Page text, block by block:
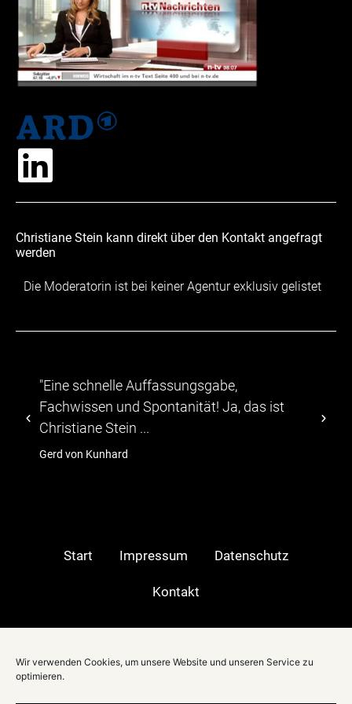
Wir verwenden Cookies, um unsere Website und unseren Service zu
optimieren.
Christiane Stein kann direkt über den Kontakt angefragt
werden
Die Moderatorin ist bei keiner Agentur exklusiv gelistet
Ja, das ist
"...Die Teilnehmer zeigten
abwechslungsreichen
Start Impressum Datenschutz
Kontakt
Berlin|